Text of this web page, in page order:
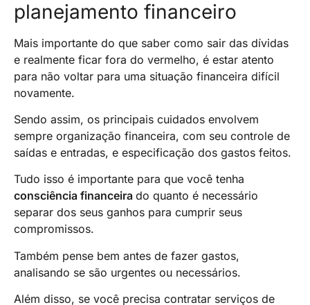
planejamento financeiro
Mais importante do que saber como sair das dívidas
e realmente ficar fora do vermelho, é estar atento
para não voltar para uma situação financeira difícil
novamente.
Sendo assim, os principais cuidados envolvem
sempre organização financeira, com seu controle de
saídas e entradas, e especificação dos gastos feitos.
Tudo isso é importante para que você tenha
consciência financeira do quanto é necessário
separar dos seus ganhos para cumprir seus
compromissos.
Também pense bem antes de fazer gastos,
analisando se são urgentes ou necessários.
Além disso, se você precisa contratar serviços de